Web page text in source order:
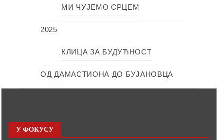
МИ ЧУЈЕМО СРЦЕМ
2025
КЛИЦА ЗА БУДУЋНОСТ
ОД ДАМАСТИОНА ДО БУЈАНОВЦА
У ФОКУСУ